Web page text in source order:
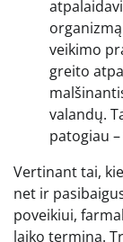
veikimo
greito
valandų.
patogiau
Vertinant tai,
net ir
poveikiui,
laiko terminą.